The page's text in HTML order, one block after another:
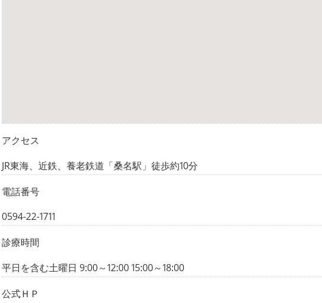
アクセス
JR東海、近鉄、養老鉄道「桑名駅」徒歩約10分
電話番号
0594-22-1711
診療時間
平日を含む土曜日 9:00～12:00 15:00～18:00
公式ＨＰ